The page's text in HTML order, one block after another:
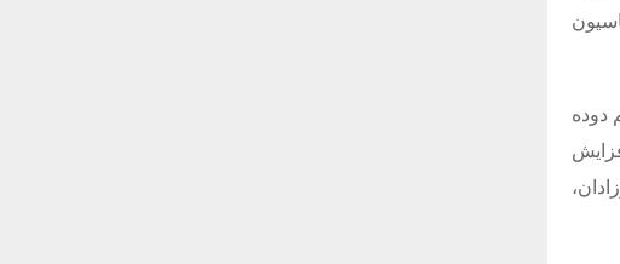
دوده